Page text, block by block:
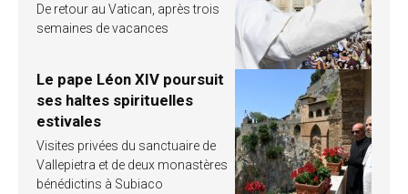
De retour au Vatican, après trois
semaines de vacances
Le pape Léon XIV poursuit
ses haltes spirituelles
estivales
Visites privées du sanctuaire de
Vallepietra et de deux monastères
bénédictins à Subiaco